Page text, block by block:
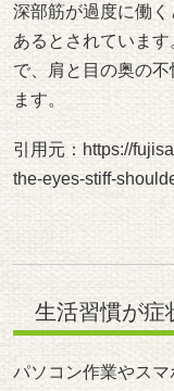
深部筋が過度に働
あるとされていま
で、肩と目の奥の
ます。
引用元： https://
the-eyes-stiff-
生活習慣が症
パソコン作業やス